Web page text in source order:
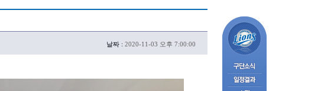
날짜 : 2020-11-03 오후 7:00:00